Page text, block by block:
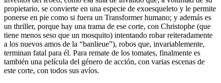
propietario, se convierte en una especie de exoesqueleto y le permite
ponerse en pie como si fuera un Transformer humano; y además es
un thriller, porque hay una trama de ese corte, con Christophe (que
tiene menos seso que un mosquito) intentando robar reiteradamente
a los nuevos amos de la “banlieue”), robos que, invariablemente,
terminan fatal para él. Para remate de los tomates, finalmente es
también una película del género de acción, con varias escenas de
este corte, con todos sus avíos.